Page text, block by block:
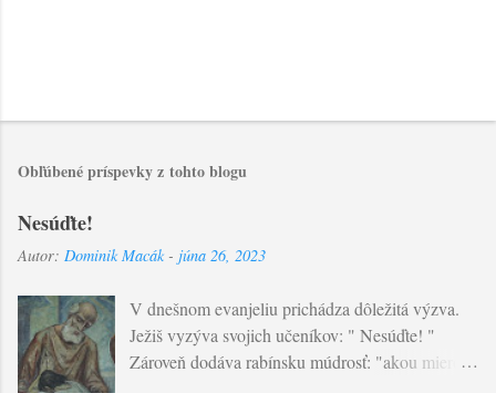
Obľúbené príspevky z tohto blogu
Nesúďte!
Autor: Dominik Macák - júna 26, 2023
V dnešnom evanjeliu prichádza dôležitá výzva.
Ježiš vyzýva svojich učeníkov: " Nesúďte! "
Zároveň dodáva rabínsku múdrosť: "akou mierou